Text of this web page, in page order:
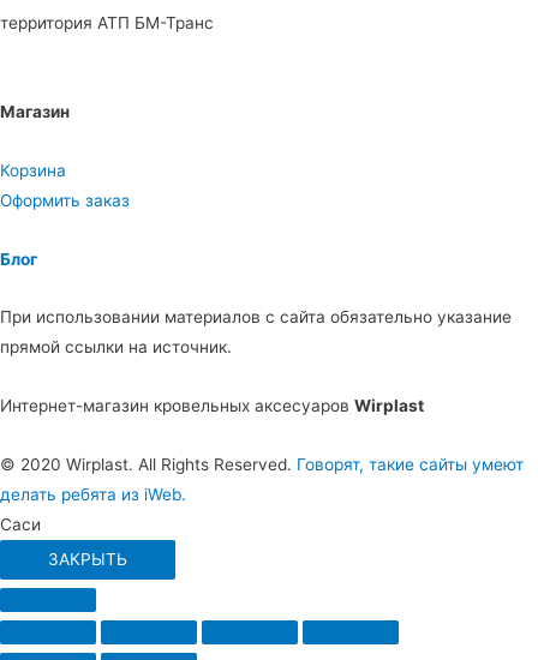
территория АТП БМ-Транс
Магазин
Корзина
Оформить заказ
Блог
При использовании материалов с сайта обязательно указание
прямой ссылки на источник.
Интернет-магазин кровельных аксесуаров Wirplast
© 2020 Wirplast. All Rights Reserved. Говорят, такие сайты умеют
делать ребята из iWeb.
Саси
ЗАКРЫТЬ